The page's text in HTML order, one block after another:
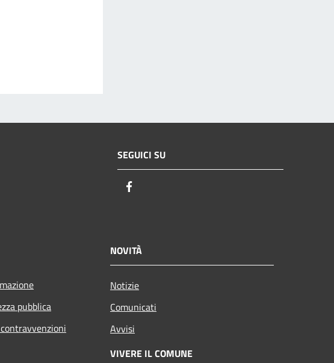
SEGUICI SU
pubblica
NOVITÀ
Notizie
Comunicati
Avvisi
VIVERE IL COMUNE